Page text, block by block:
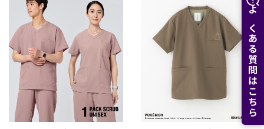
よくある質問はこちら